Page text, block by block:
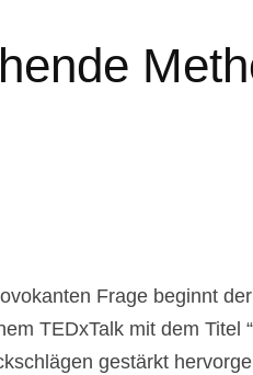
Frage beginnt
TEDxTalk mit dem Titel
gestärkt